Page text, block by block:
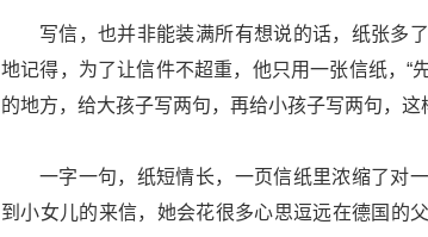
写信，也并非能装满所有想说的话，纸张多
地记得，为了让信件不超重，他只用一张信纸，“
的地方，给大孩子写两句，再给小孩子写两句，这
一字一句，纸短情长，一页信纸里浓缩了对
到小女儿的来信，她会花很多心思逗远在德国